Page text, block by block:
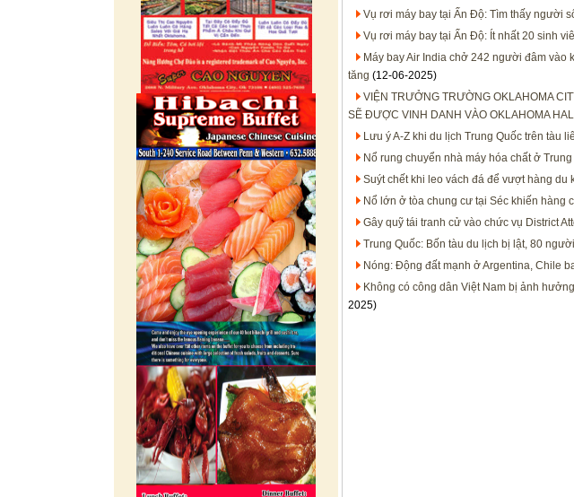
Vụ rơi máy bay tại Ấn Độ: Tìm thấy người
Vụ rơi máy bay tại Ấn Độ: Ít nhất 20 sinh
Máy bay Air India chở 242 người đâm vào
tăng (12-06-2025)
VIỆN TRƯỞNG TRƯỜNG OKLAHOMA
SẼ ĐƯỢC VINH DANH VÀO OKLAHOMA
Lưu ý A-Z khi du lịch Trung Quốc trên tàu
Nổ rung chuyển nhà máy hóa chất ở
Suýt chết khi leo vách đá để vượt hàng du
Nổ lớn ở tòa chung cư tại Séc khiến hàng
Gây quỹ tái tranh cử vào chức vụ District
Trung Quốc: Bốn tàu du lịch bị lật, 80
Nóng: Động đất mạnh ở Argentina, Chile
Không có công dân Việt Nam bị ảnh
2025)